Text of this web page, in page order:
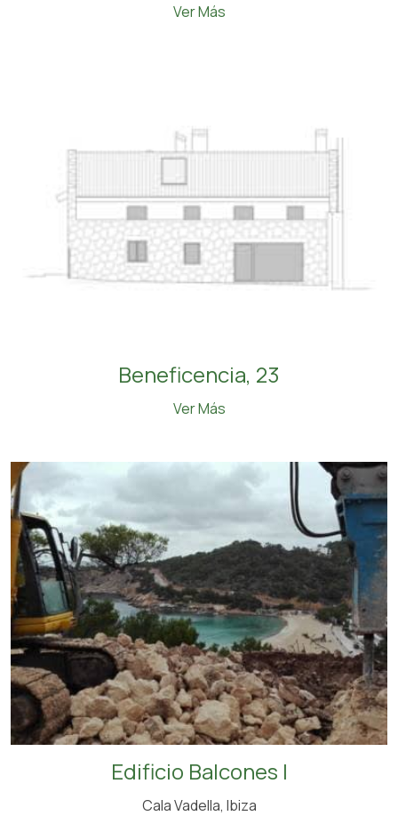
Ver Más
Beneficencia, 23
Ver Más
Edificio Balcones I
Cala Vadella, Ibiza